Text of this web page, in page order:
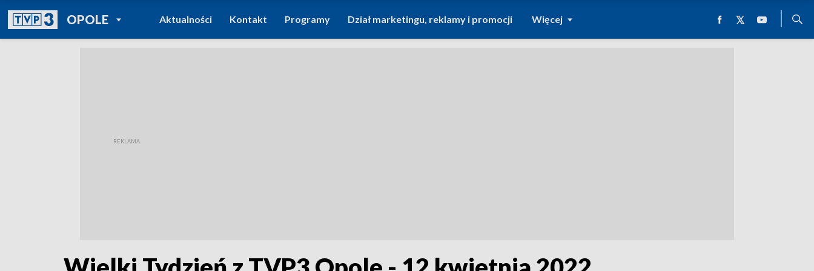
OPOLEPOWRÓT DO
TVP REGIONY
Aktualności Kontakt Programy Dział marketingu, reklamy i promocji Więcej